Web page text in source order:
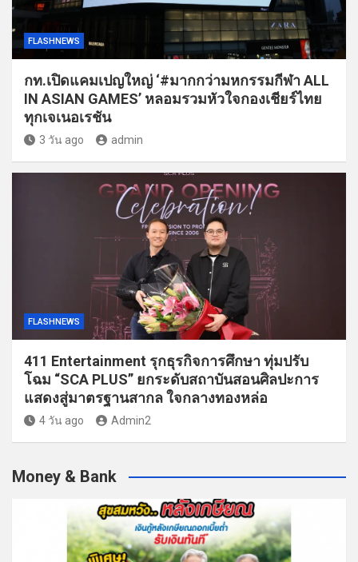
FLASHNEWS
กท.เปิดแคมเปญใหญ่ ‘#มากกว่ามหกรรมกีฬา ALL
IN ASIAN GAMES’ หลอมรวมหัวใจกองเชียร์ไทย
ทุกเจเนอเรชัน
3 วัน ago admin
FLASHNEWS
411 Entertainment รุกธุรกิจการศึกษา ทุ่มปรับ
โฉม “SCA PLUS” ยกระดับสถาบันสอนศิลปะการ
แสดงสู่มาตรฐานสากล ใจกลางทองหล่อ
4 วัน ago Admin2
Money & Bank